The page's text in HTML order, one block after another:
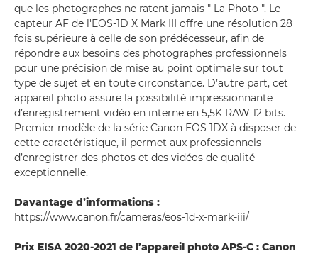
que les photographes ne ratent jamais " La Photo ". Le
capteur AF de l'EOS-1D X Mark III offre une résolution 28
fois supérieure à celle de son prédécesseur, afin de
répondre aux besoins des photographes professionnels
pour une précision de mise au point optimale sur tout
type de sujet et en toute circonstance. D’autre part, cet
appareil photo assure la possibilité impressionnante
d’enregistrement vidéo en interne en 5,5K RAW 12 bits.
Premier modèle de la série Canon EOS 1DX à disposer de
cette caractéristique, il permet aux professionnels
d’enregistrer des photos et des vidéos de qualité
exceptionnelle.
Davantage d’informations :
https://www.canon.fr/cameras/eos-1d-x-mark-iii/
Prix EISA 2020-2021 de l’appareil photo APS-C : Canon